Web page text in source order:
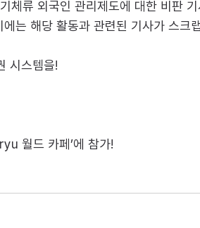
체류 외국인 관리제도에 대한 비판
는 해당 활동과 관련된 기사가 스크
시스템을!
월드 카페’에 참가!